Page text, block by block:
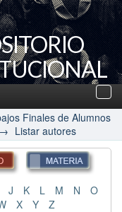
Finales de Alumnos
→ Listar autores
J K L M N
O
X Y Z